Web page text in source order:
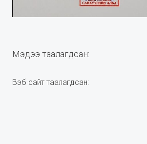
Мэдээ таалагдсан:
Вэб сайт таалагдсан: